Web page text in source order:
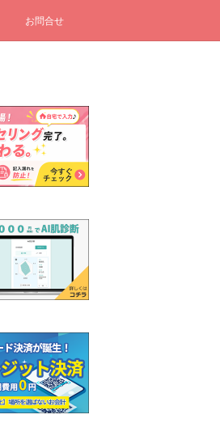
お問合せ